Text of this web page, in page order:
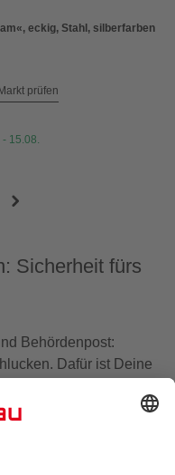
eckig, Stahl, silberfarben
prüfen
15.08.
Sicherheit fürs
Behördenpost:
Dafür ist Deine
es aber nicht nur
die Deine Pakete